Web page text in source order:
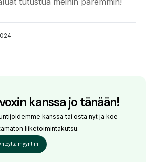
kanssa jo tänään!
kanssa tai osta nyt ja koe
liiketoimintakutsu.
myyntiin